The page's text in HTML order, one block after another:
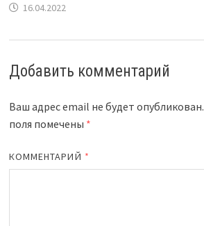
16.04.2022
Добавить комментарий
Ваш адрес email не будет опубликован.
поля помечены *
КОММЕНТАРИЙ *